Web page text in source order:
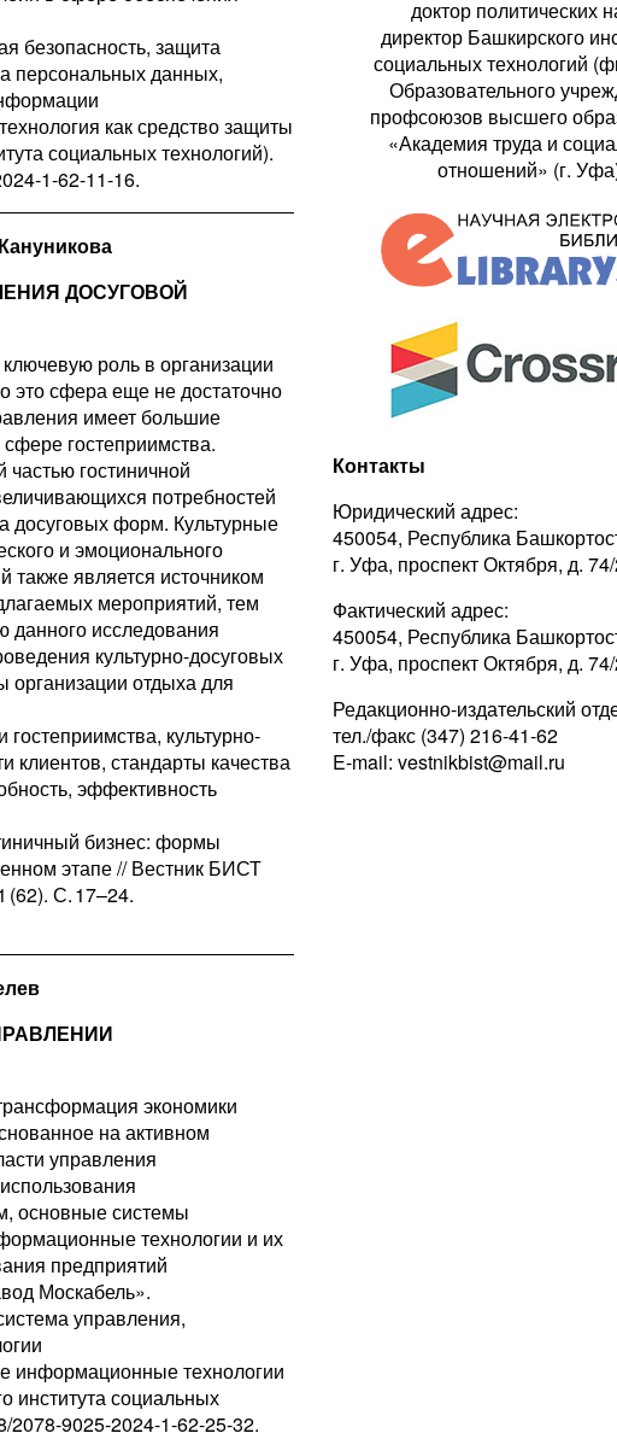
безопасность, защита
персональных данных,
как средство защиты
социальных технологий).
1-62-11-16.
ДОСУГОВОЙ
роль в организации
это сфера еще не достаточно
имеет большие
гостеприимства.
гостиничной
потребностей
досуговых форм. Культурные
и эмоционального
также является источником
мероприятий, тем
исследования
культурно-досуговых
организации отдыха для
культурно-
клиентов, стандарты качества
эффективность
бизнес: формы
этапе // Вестник БИСТ
(62). С. 17–24.
экономики
на активном
управления
основные системы
технологии и их
предприятий
Москабель».
управления,
информационные технологии
института социальных
2078-9025-2024-1-62-25-32.
доктор политических
директор Башкирского
социальных технологий
Образовательного
профсоюзов высшего
«Академия труда и
отношений» (г.
Контакты
Юридический адрес:
450054, Республика
г. Уфа, проспект Октября, д.
Фактический адрес:
450054, Республика
г. Уфа, проспект Октября, д.
Редакционно-издательский
тел./факс (347) 216-41-62
E-mail: vestnikbist@mail.ru